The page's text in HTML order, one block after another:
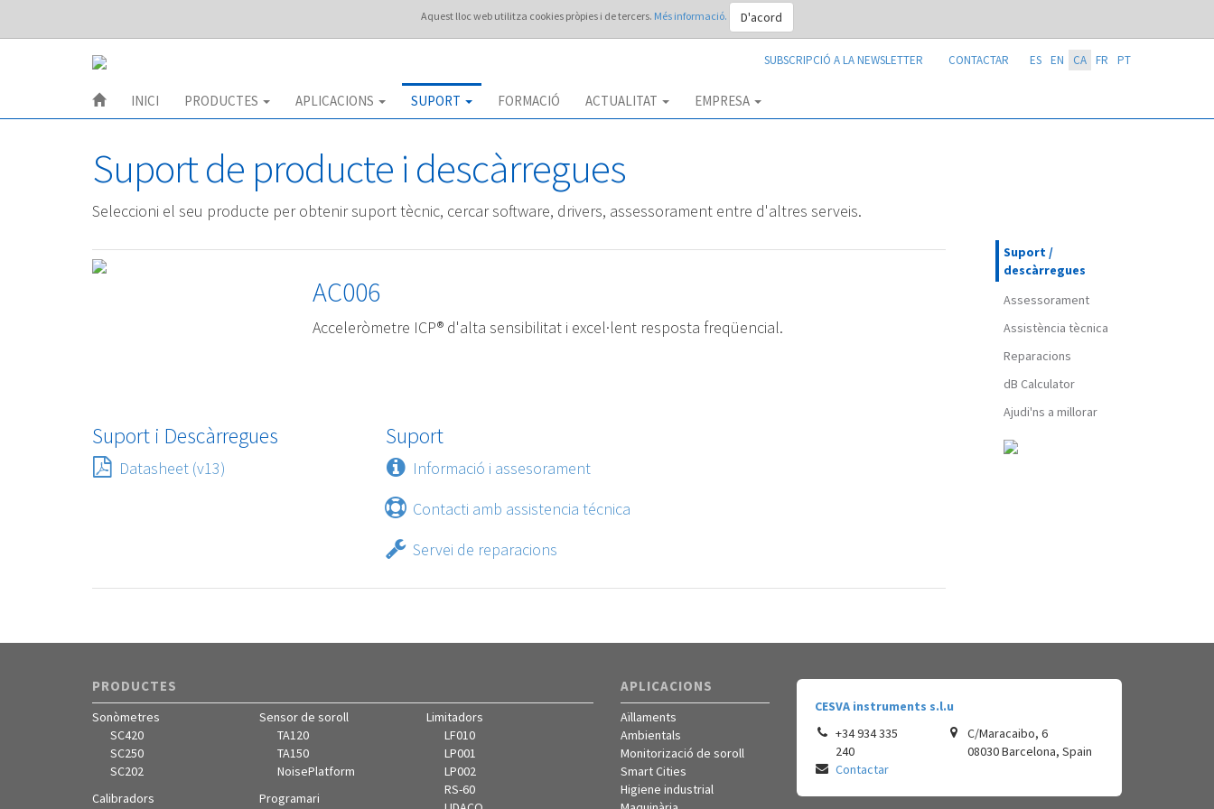
Aquest lloc web utilitza cookies pròpies i de tercers. Més informació. D'acord
SUBSCRIPCIÓ A LA NEWSLETTER CONTACTAR ES EN CA FR PT
INICI PRODUCTES APLICACIONS SUPORT FORMACIÓ ACTUALITAT EMPRESA
Suport de producte i descàrregues
Seleccioni el seu producte per obtenir suport tècnic, cercar software, drivers, assessorament entre d'altres serveis.
AC006
Acceleròmetre ICP® d'alta sensibilitat i excel·lent resposta freqüencial.
Suport i Descàrregues
Datasheet (v13)
Suport
Informació i assesorament
Contacti amb assistencia técnica
Servei de reparacions
Suport /
descàrregues
Assessorament
Assistència tècnica
Reparacions
dB Calculator
Ajudi'ns a millorar
PRODUCTES
Sonòmetres
SC420
SC250
SC202
Calibradors
Sensor de soroll
TA120
TA150
NoisePlatform
Programari
Limitadors
LF010
LP001
LP002
RS-60
APLICACIONS
Aïllaments
Ambientals
Monitorizació de soroll
Smart Cities
Higiene industrial
CESVA instruments s.l.u
+34 934 335
240
Contactar
C/Maracaibo, 6
08030Barcelona, Spain